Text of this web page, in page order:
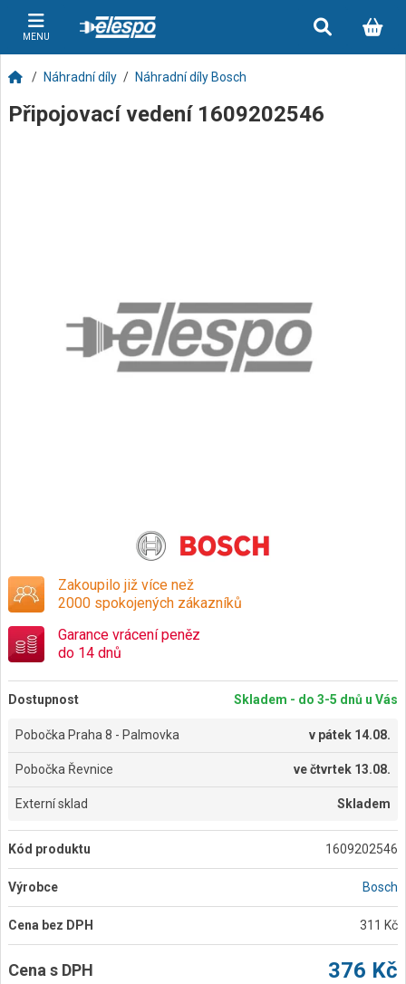
MENU
Náhradní díly Náhradní díly Bosch
Připojovací vedení 1609202546
Zakoupilo již více než
2000 spokojených zákazníků
Garance vrácení peněz
do 14 dnů
Dostupnost Skladem - do 3-5 dnů u Vás
Pobočka Praha 8 - Palmovka v pátek 14.08.
Pobočka Řevnice večtvrtek 13.08.
Externí sklad Skladem
Kód produktu 1609202546
Výrobce Bosch
Cena bez DPH 311 Kč
Cena s DPH 376 Kč